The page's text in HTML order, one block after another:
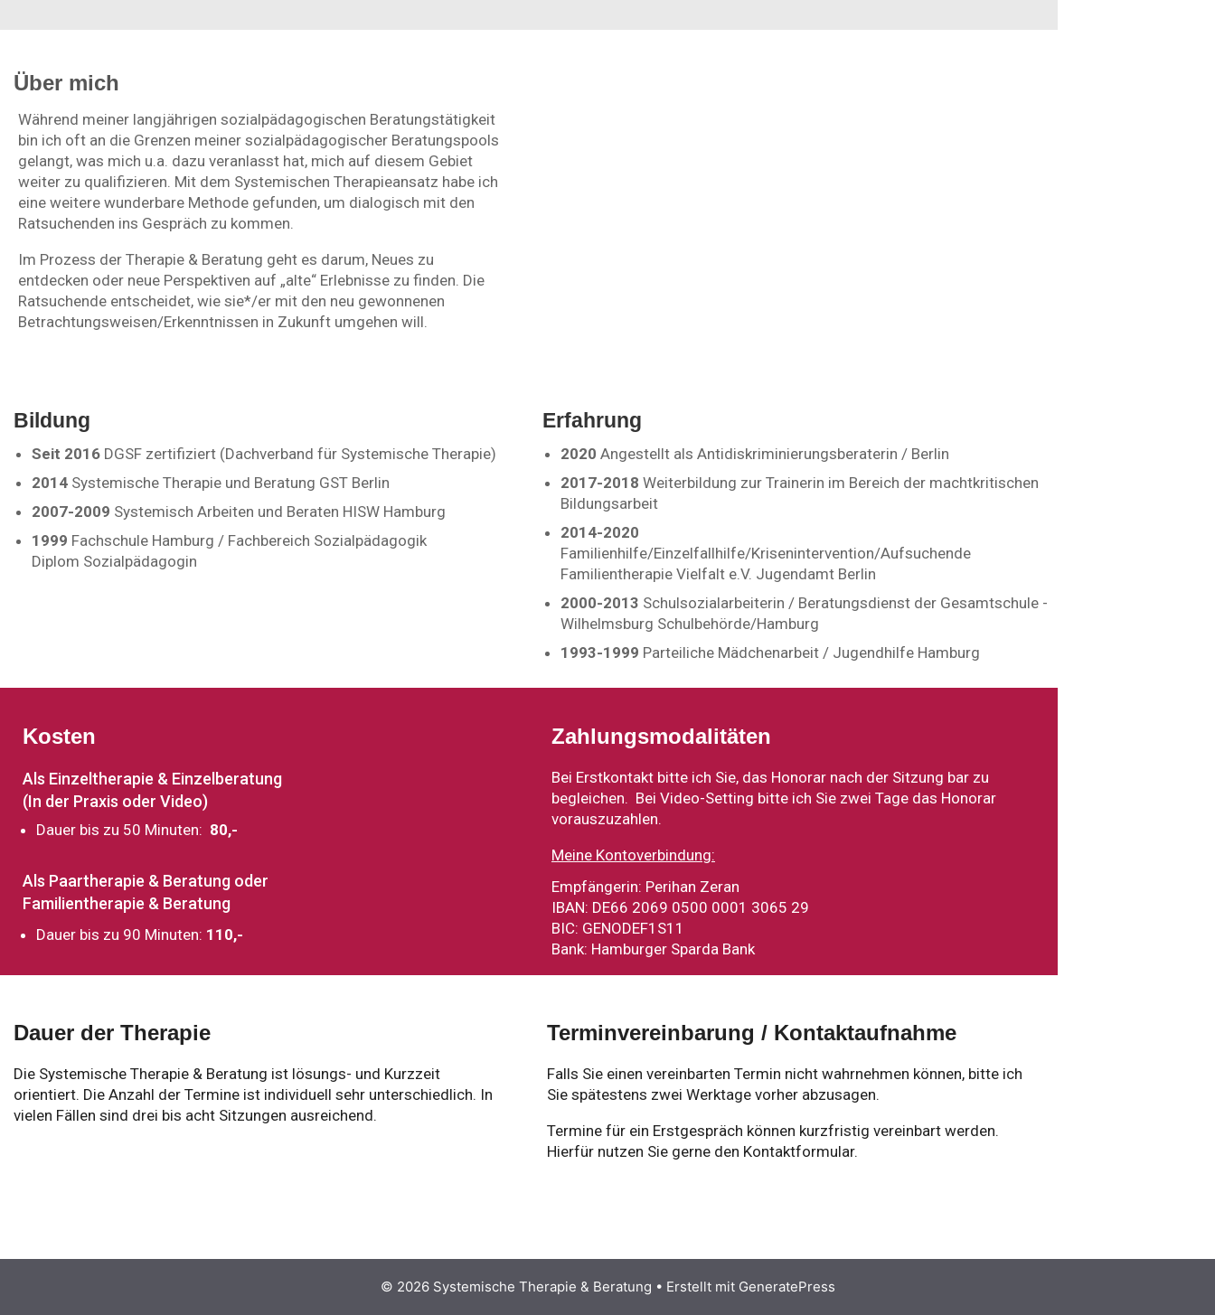
Über mich
Während meiner langjährigen sozialpädagogischen Beratungstätigkeit
bin ich oft an die Grenzen meiner sozialpädagogischer Beratungspools
gelangt, was mich u.a. dazu veranlasst hat, mich auf diesem Gebiet
weiter zu qualifizieren. Mit dem Systemischen Therapieansatz habe ich
eine weitere wunderbare Methode gefunden, um dialogisch mit den
Ratsuchenden ins Gespräch zu kommen.
Im Prozess der Therapie & Beratung geht es darum, Neues zu
entdecken oder neue Perspektiven auf „alte“ Erlebnisse zu finden. Die
Ratsuchende entscheidet, wie sie*/er mit den neu gewonnenen
Betrachtungsweisen/Erkenntnissen in Zukunft umgehen will.
Bildung
Seit 2016 DGSF zertifiziert (Dachverband für Systemische Therapie)
2014 Systemische Therapie und Beratung GST Berlin
2007-2009 Systemisch Arbeiten und Beraten HISW Hamburg
1999 Fachschule Hamburg / Fachbereich Sozialpädagogik
Diplom Sozialpädagogin
Erfahrung
2020 Angestellt als Antidiskriminierungsberaterin / Berlin
2017-2018 Weiterbildung zur Trainerin im Bereich der machtkritischen
Bildungsarbeit
2014-2020
Familienhilfe/Einzelfallhilfe/Krisenintervention/Aufsuchende
Familientherapie Vielfalt e.V. Jugendamt Berlin
2000-2013 Schulsozialarbeiterin / Beratungsdienst der Gesamtschule -
Wilhelmsburg Schulbehörde/Hamburg
1993-1999 Parteiliche Mädchenarbeit / Jugendhilfe Hamburg
Kosten Zahlungsmodalitäten
Als Einzeltherapie & Einzelberatung
(In der Praxis oder Video)
Dauer bis zu 50 Minuten: 80,-
Als Paartherapie & Beratung oder
Familientherapie & Beratung
Dauer bis zu 90 Minuten: 110,-
Bei Erstkontakt bitte ich Sie, das Honorar nach der Sitzung bar zu
begleichen. Bei Video-Setting bitte ich Sie zwei Tage das Honorar
vorauszuzahlen.
Meine Kontoverbindung:
Empfängerin: Perihan Zeran
IBAN: DE66 2069 0500 0001 3065 29
BIC: GENODEF1S11
Bank: Hamburger Sparda Bank
Dauer der Therapie
Die Systemische Therapie & Beratung ist lösungs- und Kurzzeit
orientiert. Die Anzahl der Termine ist individuell sehr unterschiedlich. In
vielen Fällen sind drei bis acht Sitzungen ausreichend.
Terminvereinbarung / Kontaktaufnahme
Falls Sie einen vereinbarten Termin nicht wahrnehmen können, bitte ich
Sie spätestens zwei Werktage vorher abzusagen.
Termine für ein Erstgespräch können kurzfristig vereinbart werden.
Hierfür nutzen Sie gerne den Kontaktformular.
© 2026 Systemische Therapie & Beratung • Erstellt mit GeneratePress